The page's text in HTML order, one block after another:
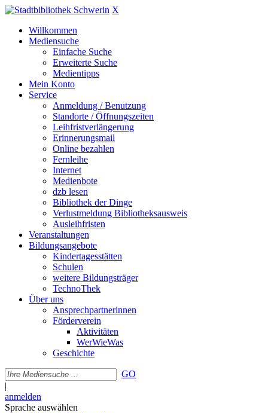
X
Willkommen
Mediensuche
Einfache Suche
Erweiterte Suche
Medientipps
Mein Konto
Service
Anmeldung / Benutzung
Standorte / Öffnungszeiten
Leihfristverlängerung
Erinnerungsmail
Online bezahlen
Fernleihe
Internet
Medienbote
dzb lesen
Bibliothek der Dinge
Verlustmeldung Bibliotheksausweis
Ausleihfristen
Veranstaltungen
Bildungsangebote
Kindertagesstätten
Schulen
weitere Bildungsträger
TechnoThek
Über uns
Ansprechpartnerinnen
Förderverein
Aktivitäten
WerWieWas
Geschichte
GO
|
anmelden
Sprache auswählen